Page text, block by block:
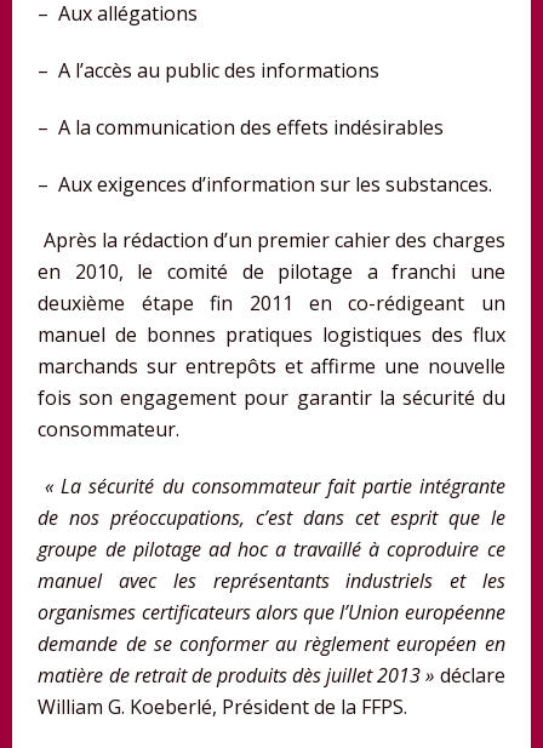
– Aux allégations
– A l’accès au public des informations
– A la communication des effets indésirables
– Aux exigences d’information sur les substances.
Après la rédaction d’un premier cahier des charges
en 2010, le comité de pilotage a franchi une
deuxième étape fin 2011 en co-rédigeant un
manuel de bonnes pratiques logistiques des flux
marchands sur entrepôts et affirme une nouvelle
fois son engagement pour garantir la sécurité du
consommateur.
« La sécurité du consommateur fait partie intégrante
de nos préoccupations, c’est dans cet esprit que le
groupe de pilotage ad hoc a travaillé à coproduire ce
manuel avec les représentants industriels et les
organismes certificateurs alors que l’Union européenne
demande de se conformer au règlement européen en
matière de retrait de produits dès juillet 2013 » déclare
William G. Koeberlé, Président de la FFPS.